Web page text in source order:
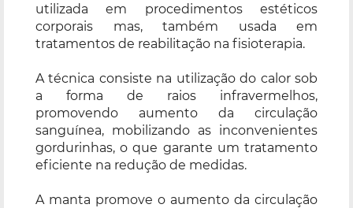
utilizada em procedimentos estéticos
corporais mas, também usada em
tratamentos de reabilitação na fisioterapia.
A técnica consiste na utilização do calor sob
a forma de raios infravermelhos,
promovendo aumento da circulação
sanguínea, mobilizando as inconvenientes
gordurinhas, o que garante um tratamento
eficiente na redução de medidas.
A manta promove o aumento da circulação